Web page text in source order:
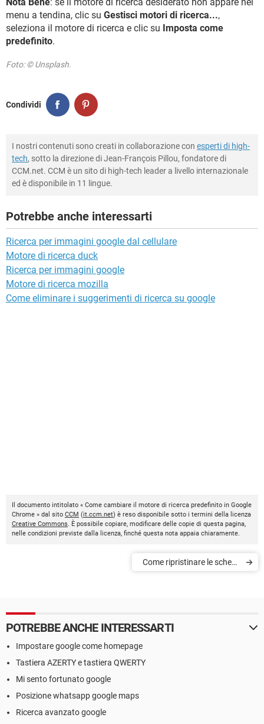
menu a tendina, clic su Gestisci motori di ricerca...,
seleziona il motore di ricerca e clic su Imposta come
predefinito.
Foto: © Unsplash.
Condividi
I nostri contenuti sono creati in collaborazione con esperti di high-
tech, sotto la direzione di Jean-François Pillou, fondatore di
CCM.net. CCM è un sito di high-tech leader a livello internazionale
ed è disponibile in 11 lingue.
Potrebbe anche interessarti
Ricerca per immagini google dal cellulare
Motore di ricerca duck
Ricerca per immagini google
Motore di ricerca mozilla
Come eliminare i suggerimenti di ricerca su google
Il documento intitolato « Come cambiare il motore di ricerca predefinito in Google
Chrome » dal sito CCM (it.ccm.net) è reso disponibile sotto i termini della licenza
Creative Commons. È possibile copiare, modificare delle copie di questa pagina,
nelle condizioni previste dalla licenza, finché questa nota appaia chiaramente.
Come ripristinare le schede
POTREBBE ANCHE INTERESSARTI
Impostare google come homepage
Tastiera AZERTY e tastiera QWERTY
Mi sento fortunato google
Posizione whatsapp google maps
Ricerca avanzato google